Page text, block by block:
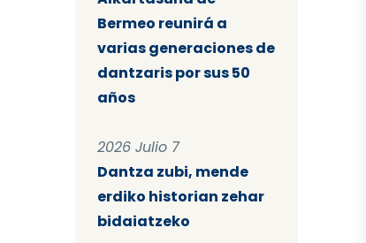
Bermeo reunirá a
varias generaciones de
dantzaris por sus 50
años
2026 Julio 7
Dantza zubi, mende
erdiko historian zehar
bidaiatzeko